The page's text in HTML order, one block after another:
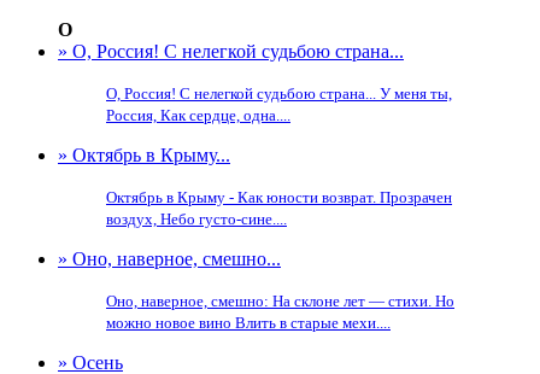
О
» О, Россия! С нелегкой судьбою страна...
О, Россия! С нелегкой судьбою страна... У меня ты,
Россия, Как сердце, одна....
» Октябрь в Крыму...
Октябрь в Крыму - Как юности возврат. Прозрачен
воздух, Небо густо-сине....
» Оно, наверное, смешно...
Оно, наверное, смешно: На склоне лет — стихи. Но
можно новое вино Влить в старые мехи....
» Осень